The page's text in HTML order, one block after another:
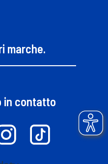
marche.
in contatto